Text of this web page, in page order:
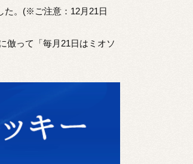
た。(※ご注意：12月21日
倣って「毎月21日はミオソ